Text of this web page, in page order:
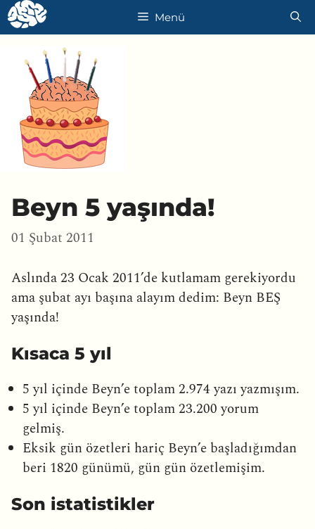
İçeriğe
atla
Menü
Beyn 5 yaşında!
01 Şubat 2011
Aslında 23 Ocak 2011’de kutlamam gerekiyordu
ama şubat ayı başına alayım dedim: Beyn BEŞ
yaşında!
Kısaca 5 yıl
5 yıl içinde Beyn’e toplam 2.974 yazı yazmışım.
5 yıl içinde Beyn’e toplam 23.200 yorum
gelmiş.
Eksik gün özetleri hariç Beyn’e başladığımdan
beri 1820 günümü, gün gün özetlemişim.
Son istatistikler